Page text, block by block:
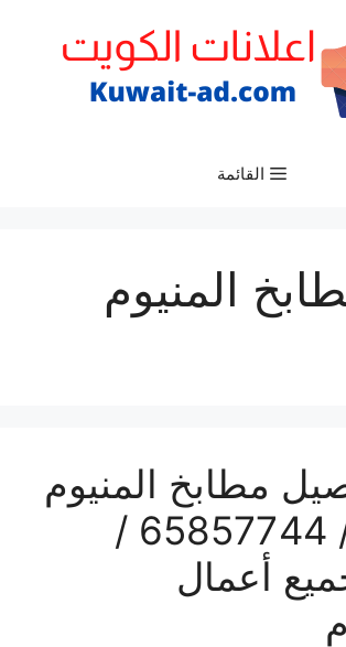
القائمة
المنيوم
مطابخ المنيوم
حطين / 65857744 /
أعمال